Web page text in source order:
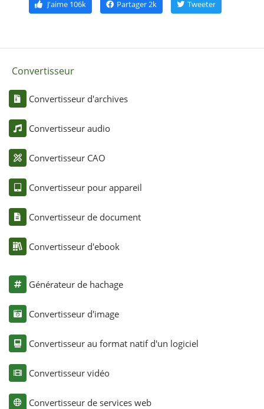
J'aime106k Partager2k Tweeter
Convertisseur
Convertisseur d'archives
Convertisseur audio
Convertisseur CAO
Convertisseur pour appareil
Convertisseur de document
Convertisseur d'ebook
Générateur de hachage
Convertisseur d'image
Convertisseur au format natif d'un logiciel
Convertisseur vidéo
Convertisseur de services web